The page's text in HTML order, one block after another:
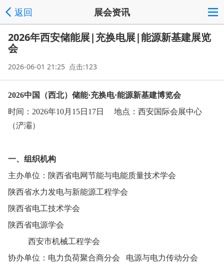
返回 展会资讯
2026年西安储能展|充换电展|能源新基建展览
会
2026-06-01 21:25 点击:123
2026中国（西北）储能·充换电·能源新基建博览会
时间：2026年10月15日17日 地点：西安国际会展中心
（浐灞）
一、组织机构
主办单位：陕西省电网节能与电能质量技术学会
陕西省水力发电与新能源工程学会
陕西省电工技术学会
陕西省电源学会
西安市机械工程学会
协办单位：电力负荷聚合商分会 电源与电力传动分会